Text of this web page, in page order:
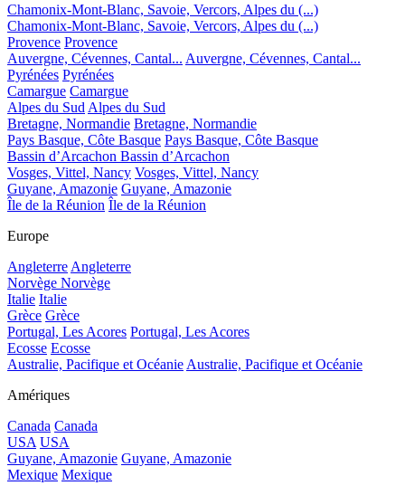
Chamonix-Mont-Blanc, Savoie, Vercors, Alpes du (...)
Chamonix-Mont-Blanc, Savoie, Vercors, Alpes du (...)
Provence Provence
Auvergne, Cévennes, Cantal... Auvergne, Cévennes, Cantal...
Pyrénées Pyrénées
Camargue Camargue
Alpes du Sud Alpes du Sud
Bretagne, Normandie Bretagne, Normandie
Pays Basque, Côte Basque Pays Basque, Côte Basque
Bassin d’Arcachon Bassin d’Arcachon
Vosges, Vittel, Nancy Vosges, Vittel, Nancy
Guyane, Amazonie Guyane, Amazonie
Île de la Réunion Île de la Réunion
Europe
Angleterre Angleterre
Norvège Norvège
Italie Italie
Grèce Grèce
Portugal, Les Acores Portugal, Les Acores
Ecosse Ecosse
Australie, Pacifique et Océanie Australie, Pacifique et Océanie
Amériques
Canada Canada
USA USA
Guyane, Amazonie Guyane, Amazonie
Mexique Mexique